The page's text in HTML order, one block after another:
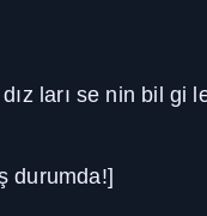
ları se nin bil gi
durumda!]